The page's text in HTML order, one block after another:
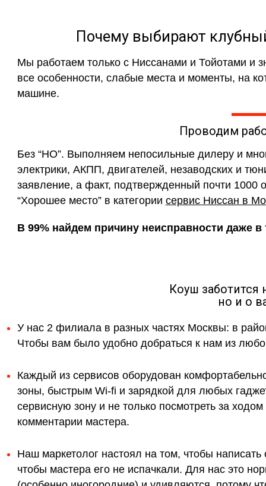
Почему выбирают
Мы работаем только с Ниссанами и Тойотами и
все особенности, слабые места и моменты, на
машине.
Проводим
Без “НО”. Выполняем непосильные дилеру и
электрики, АКПП, двигателей, незаводских и
заявление, а факт, подтвержденный почти 1000
“Хорошее место” в категории сервис Ниссан в
В 99% найдем причину неисправности даже в
Коуш заботится
но и о
У нас 2 филиала в разных частях Москвы: в
Чтобы вам было удобно добраться к нам из
Каждый из сервисов оборудован
зоны, быстрым Wi-fi и зарядкой для любых
сервисную зону и не только посмотреть за
комментарии мастера.
Наш маркетолог настоял на том, чтобы
чтобы мастера его не испачкали. Для нас это